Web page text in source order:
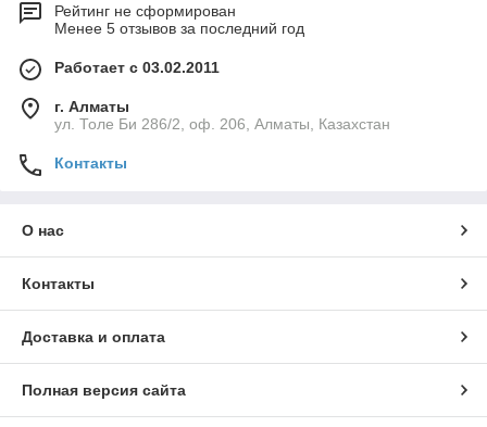
Рейтинг не сформирован
Менее 5 отзывов за последний год
Работает с 03.02.2011
г. Алматы
ул. Толе Би 286/2, оф. 206, Алматы, Казахстан
Контакты
О нас
Контакты
Доставка и оплата
Полная версия сайта